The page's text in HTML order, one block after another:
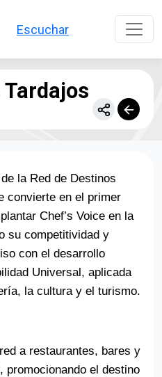
Escuchar
la Red de Destinos
convierte en el primer
Chef’s Voice en la
su competitividad y
con el desarrollo
Universal, aplicada
la cultura y el turismo.
a restaurantes, bares y
promocionando el destino